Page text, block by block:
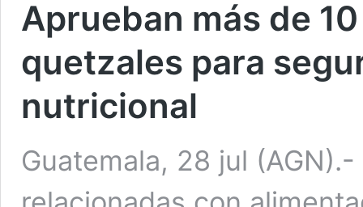
Aprueban más de
quetzales para
nutricional
Guatemala, 28 jul